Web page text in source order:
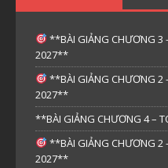
**BÀI GIẢNG CHƯƠNG 3
2027**
**BÀI GIẢNG CHƯƠNG 2
2027**
**BÀI GIẢNG CHƯƠNG 4 –
**BÀI GIẢNG CHƯƠNG 2
2027**